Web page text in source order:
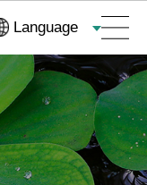
Language